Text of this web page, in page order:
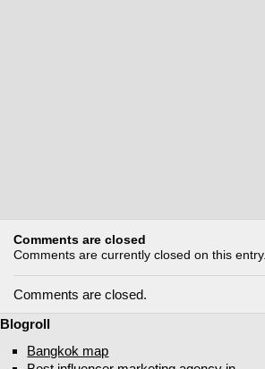
Comments are closed
Comments are currently closed on this entry.
Comments are closed.
Blogroll
Bangkok map